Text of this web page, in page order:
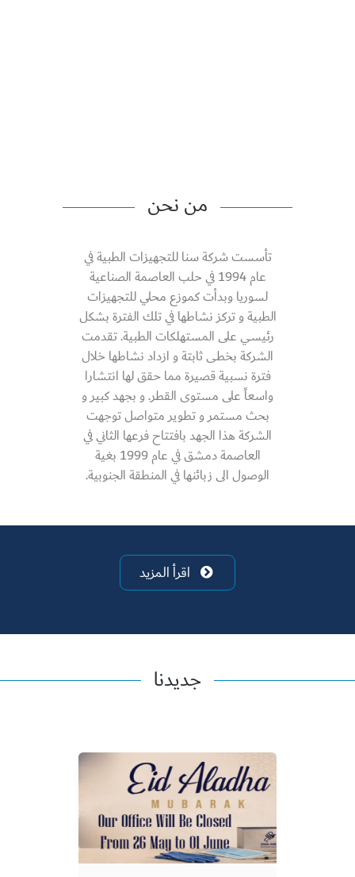
من نحن
تأسست شركة سنا للتجهيزات الطبية في
عام 1994 في حلب العاصمة الصناعية
لسوريا وبدأت كموزع محلي للتجهيزات
الطبية و تركز نشاطها في تلك الفترة بشكل
رئيسي على المستهلكات الطبية. تقدمت
الشركة بخطى ثابتة و ازداد نشاطها خلال
فترة نسبية قصيرة مما حقق لها انتشارا
واسعاً على مستوى القطر. و بجهد كبير و
بحث مستمر و تطوير متواصل توجهت
الشركة هذا الجهد بافتتاح فرعها الثاني في
العاصمة دمشق في عام 1999 بغية
الوصول الى زبائنها في المنطقة الجنوبية.
جديدنا